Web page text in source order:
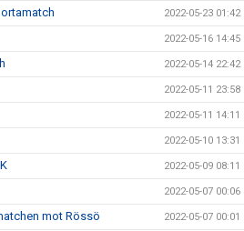
2022-05-23 01:42
2022-05-16 14:45
2022-05-14 22:42
2022-05-11 23:58
2022-05-11 14:11
2022-05-10 13:31
2022-05-09 08:11
2022-05-07 00:06
mot Rössö 2022-05-07 00:01